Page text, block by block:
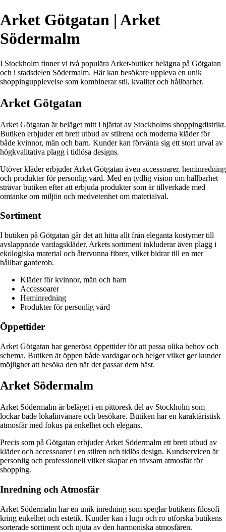
Arket Götgatan | Arket
Södermalm
I Stockholm finner vi två populära Arket-butiker belägna på Götgatan
och i stadsdelen Södermalm. Här kan besökare uppleva en unik
shoppingupplevelse som kombinerar stil, kvalitet och hållbarhet.
Arket Götgatan
Arket Götgatan är beläget mitt i hjärtat av Stockholms shoppingdistrikt.
Butiken erbjuder ett brett utbud av stilrena och moderna kläder för
både kvinnor, män och barn. Kunder kan förvänta sig ett stort urval av
högkvalitativa plagg i tidlösa designs.
Utöver kläder erbjuder Arket Götgatan även accessoarer, heminredning
och produkter för personlig vård. Med en tydlig vision om hållbarhet
strävar butiken efter att erbjuda produkter som är tillverkade med
omtanke om miljön och medvetenhet om materialval.
Sortiment
I butiken på Götgatan går det att hitta allt från eleganta kostymer till
avslappnade vardagskläder. Arkets sortiment inkluderar även plagg i
ekologiska material och återvunna fibrer, vilket bidrar till en mer
hållbar garderob.
Kläder för kvinnor, män och barn
Accessoarer
Heminredning
Produkter för personlig vård
Öppettider
Arket Götgatan har generösa öppettider för att passa olika behov och
schema. Butiken är öppen både vardagar och helger vilket ger kunder
möjlighet att besöka den när det passar dem bäst.
Arket Södermalm
Arket Södermalm är beläget i en pittoresk del av Stockholm som
lockar både lokalinvånare och besökare. Butiken har en karaktäristisk
atmosfär med fokus på enkelhet och elegans.
Precis som på Götgatan erbjuder Arket Södermalm ett brett utbud av
kläder och accessoarer i en stilren och tidlös design. Kundservicen är
personlig och professionell vilket skapar en trivsam atmosfär för
shopping.
Inredning och Atmosfär
Arket Södermalm har en unik inredning som speglar butikens filosofi
kring enkelhet och estetik. Kunder kan i lugn och ro utforska butikens
sorterade sortiment och njuta av den harmoniska atmosfären.